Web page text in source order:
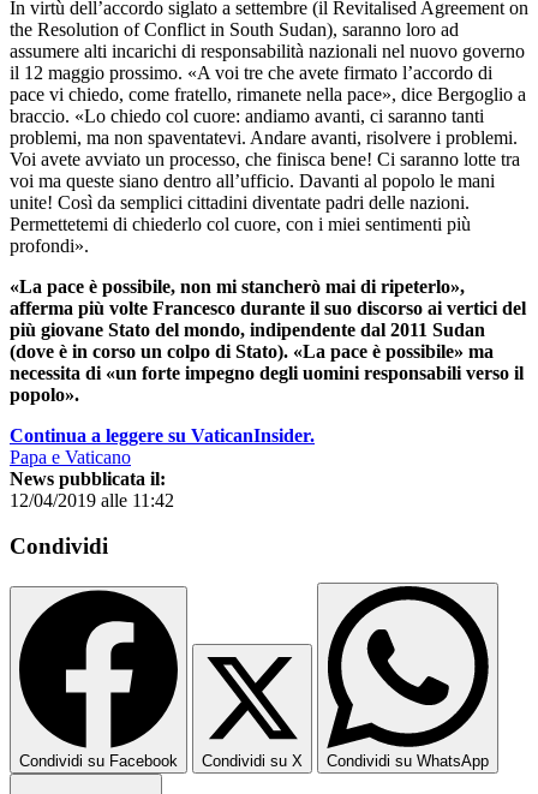
In virtù dell’accordo siglato a settembre (il Revitalised Agreement on
the Resolution of Conflict in South Sudan), saranno loro ad
assumere alti incarichi di responsabilità nazionali nel nuovo governo
il 12 maggio prossimo. «A voi tre che avete firmato l’accordo di
pace vi chiedo, come fratello, rimanete nella pace», dice Bergoglio a
braccio. «Lo chiedo col cuore: andiamo avanti, ci saranno tanti
problemi, ma non spaventatevi. Andare avanti, risolvere i problemi.
Voi avete avviato un processo, che finisca bene! Ci saranno lotte tra
voi ma queste siano dentro all’ufficio. Davanti al popolo le mani
unite! Così da semplici cittadini diventate padri delle nazioni.
Permettetemi di chiederlo col cuore, con i miei sentimenti più
profondi».
«La pace è possibile, non mi stancherò mai di ripeterlo»,
afferma più volte Francesco durante il suo discorso ai vertici del
più giovane Stato del mondo, indipendente dal 2011 Sudan
(dove è in corso un colpo di Stato). «La pace è possibile» ma
necessita di «un forte impegno degli uomini responsabili verso il
popolo».
Continua a leggere su VaticanInsider.
Papa e Vaticano
News pubblicata il:
12/04/2019 alle 11:42
Condividi
Condividi su Facebook Condividi su X Condividi su WhatsApp